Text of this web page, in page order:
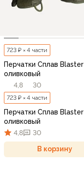
723 ₽ × 4 части
Перчатки Сплав Blaster
оливковый
4,8
30
723 ₽ × 4 части
Перчатки Сплав Blaster
оливковый
4,8
30
В корзину